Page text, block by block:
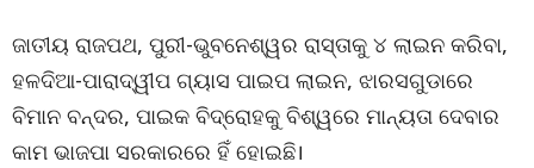
ଜାତୀୟ ରାଜପଥ, ପୁରୀ-ଭୁବନେଶ୍ୱର ରାସ୍ତାକୁ ୪ ଲାଇନ କରିବା,
ହଳଦିଆ-ପାରାଦ୍ୱୀପ ଗ୍ୟାସ ପାଇପ ଲାଇନ, ଝାରସଗୁଡାରେ
ବିମାନ ବନ୍ଦର, ପାଇକ ବିଦ୍ରୋହକୁ ବିଶ୍ୱରେ ମାନ୍ୟତା ଦେବାର
କାମ ଭାଜପା ସରକାରରେ ହିଁ ହୋଇଛି।